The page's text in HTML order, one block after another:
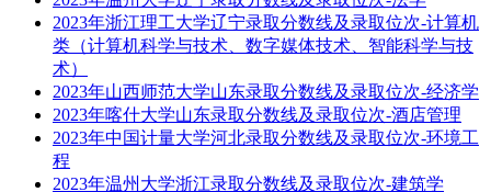
2023年浙江理工大学辽宁录取分数线及录取位次-计算机
类（计算机科学与技术、数字媒体技术、智能科学与技
术）
2023年山西师范大学山东录取分数线及录取位次-经济学
2023年喀什大学山东录取分数线及录取位次-酒店管理
2023年中国计量大学河北录取分数线及录取位次-环境工
程
2023年温州大学浙江录取分数线及录取位次-建筑学